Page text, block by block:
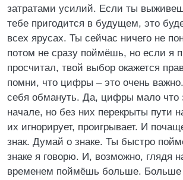
затратами усилий. Если ты
тебе пригодится в будущем, это
всех ярусах. Ты сейчас ничего не
потом не сразу поймёшь, но если я
просчитал, твой выбор окажется
помни, что цифры – это очень
себя обмануть. Да, цифры мало что
начале, но без них перекрыты пути
их игнорирует, проигрывает. И
знак. Думай о знаке. Ты быстро
знаке я говорю. И, возможно, глядя
временем поймёшь больше. Больше